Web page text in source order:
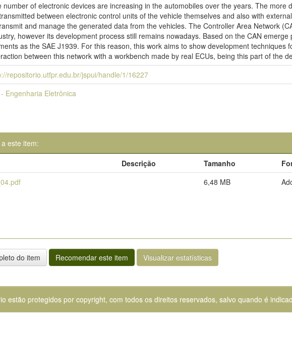
number of electronic devices are increasing in the automobiles over the years. The
between electronic control units of the vehicle themselves and also with
and manage the generated data from the vehicles. The Controller Area Network
however its development process still remains nowadays. Based on the CAN
as the SAE J1939. For this reason, this work aims to show development
between this network with a workbench made by real ECUs, being this part of the
repositorio.utfpr.edu.br/jspui/handle/1/16227
Engenharia Eletrônica
este item:
Descrição Tamanho
6,48 MB
do item Recomendar este item Visualizar estatísticas
estão protegidos por copyright, com todos os direitos reservados, salvo quando é